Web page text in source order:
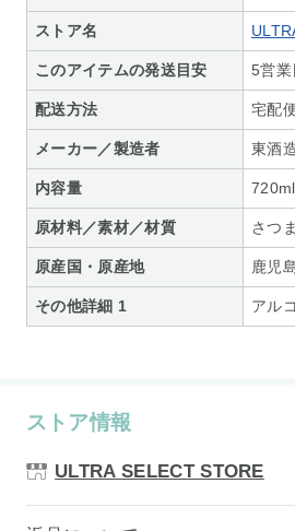
ストア名
このアイテムの発送目安 5営業
配送方法 宅配
メーカー／製造者 東酒
内容量 720ml
原材料／素材／材質 さつ
原産国・原産地 鹿児
その他詳細 1 アル
ストア情報
ULTRA SELECT STORE